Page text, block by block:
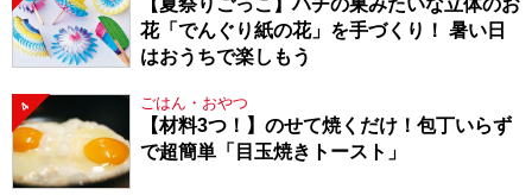
【夏祭りごっこ】ハチの巣みたいな立体のお
花「でんぐり紙の花」を手づくり！ 暑い日
はおうちで楽しもう
4 ごはん・おやつ
【材料3つ！】のせて焼くだけ！包丁いらず
で超簡単「目玉焼きトースト」